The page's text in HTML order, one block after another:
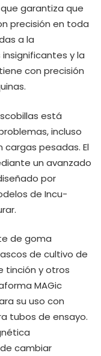
garantiza que
precisión en toda
a la
y la
con precisión
está
incluso
pesadas. El
un avanzado
por
de Incu-
de goma
de cultivo de
tinción y otros
MAGic
su uso con
tubos de ensayo.
de cambiar